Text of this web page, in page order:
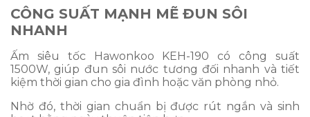
CÔNG SUẤT MẠNH MẼ ĐUN SÔI
NHANH
Ấm siêu tốc Hawonkoo KEH-190 có công suất
1500W, giúp đun sôi nước tương đối nhanh và tiết
kiệm thời gian cho gia đình hoặc văn phòng nhỏ.
Nhờ đó, thời gian chuẩn bị được rút ngắn và sinh